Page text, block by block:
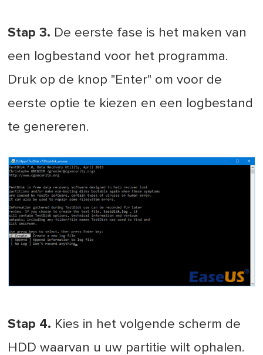
Stap 3. De eerste fase is het maken van
een logbestand voor het programma.
Druk op de knop "Enter" om voor de
eerste optie te kiezen en een logbestand
te genereren.
Stap 4. Kies in het volgende scherm de
HDD waarvan u uw partitie wilt ophalen.